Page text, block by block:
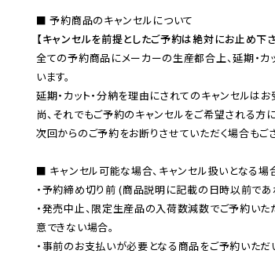
【キャンセルを前提としたご予約は絶対にお止め下さ
全ての予約商品にメーカーの生産都合上、延期・カ
います。
延期・カット・分納を理由にされてのキャンセルはお
尚、それでもご予約のキャンセルをご希望される方
次回からのご予約をお断りさせていただく場合もござ
■ キャンセル可能な場合、キャンセル扱いとなる場
・予約締め切り前 (商品説明に記載の日時以前で
・発売中止、限定生産品の入荷数減数でご予約い
意できない場合。
・事前のお支払いが必要となる商品をご予約いただ